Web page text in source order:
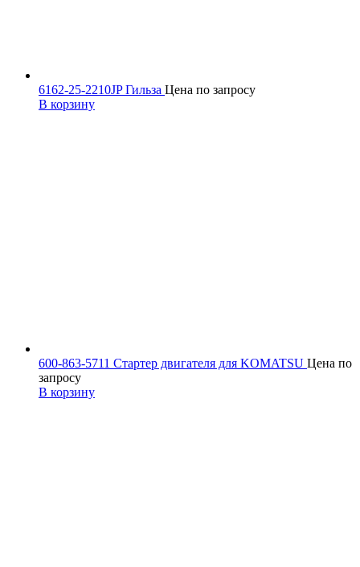
6162-25-2210JP Гильза Цена по запросу
В корзину
600-863-5711 Стартер двигателя для KOMATSU Цена по
запросу
В корзину